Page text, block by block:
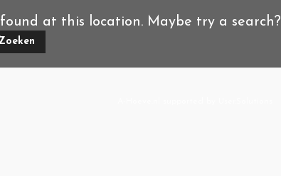
at this location. Maybe try a search?